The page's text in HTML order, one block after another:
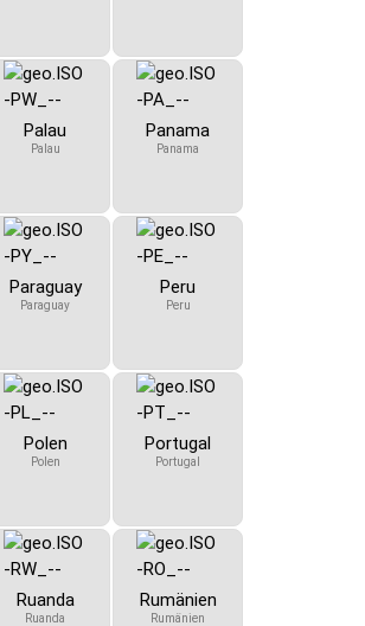
Palau
Palau
Panama
Panama
Paraguay
Paraguay
Peru
Peru
Polen
Polen
Portugal
Portugal
Ruanda
Ruanda
Rumänien
Rumänien